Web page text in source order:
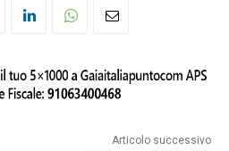
most noteworthy news from all
most noteworthy news from all
Articolo successivo